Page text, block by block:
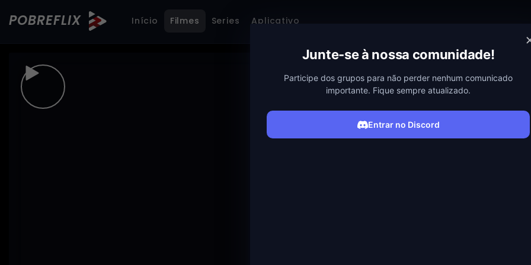
POBREFLIX Início Filmes Series Aplicativo
Junte-se à nossa comunidade!
Participe dos grupos para não perder nenhum comunicado
importante. Fique sempre atualizado.
Entrar no Discord